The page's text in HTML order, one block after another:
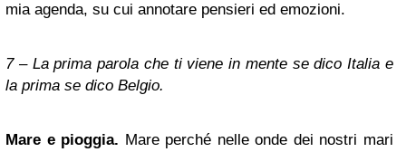
mia agenda, su cui annotare pensieri ed emozioni.
7 – La prima parola che ti viene in mente se dico Italia e
la prima se dico Belgio.
Mare e pioggia. Mare perché nelle onde dei nostri mari